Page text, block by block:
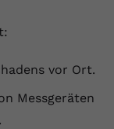
vor Ort.
Messgeräten